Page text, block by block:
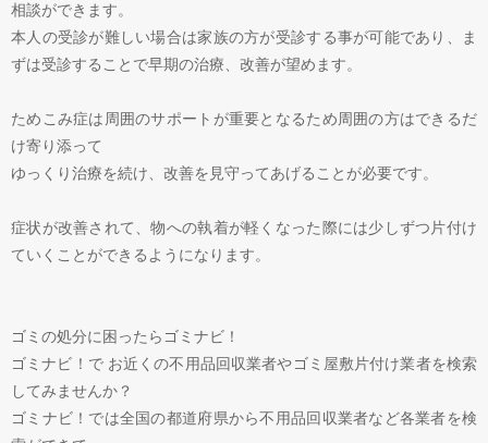
相談ができます。
本人の受診が難しい場合は家族の方が受診する事が可能であり、ま
ずは受診することで早期の治療、改善が望めます。
ためこみ症は周囲のサポートが重要となるため周囲の方はできるだ
け寄り添って
ゆっくり治療を続け、改善を見守ってあげることが必要です。
症状が改善されて、物への執着が軽くなった際には少しずつ片付け
ていくことができるようになります。
ゴミの処分に困ったらゴミナビ！
ゴミナビ！で お近くの不用品回収業者やゴミ屋敷片付け業者を検索
してみませんか？
ゴミナビ！では全国の都道府県から不用品回収業者など各業者を検